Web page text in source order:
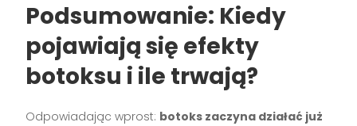
Podsumowanie: Kiedy
pojawiają się efekty
botoksu i ile trwają?
Odpowiadając wprost: botoks zaczyna działać już